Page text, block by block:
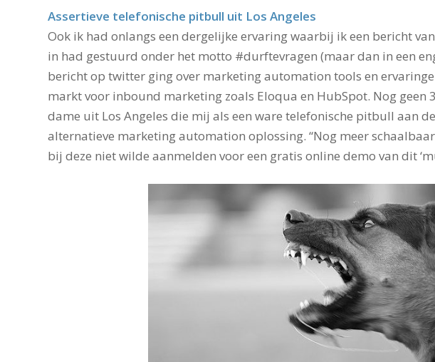
Assertieve telefonische pitbull uit Los Angeles
Ook ik had onlangs een dergelijke ervaring waarbij ik een bericht
in had gestuurd onder het motto #durftevragen (maar dan in een
bericht op twitter ging over marketing automation tools en
markt voor inbound marketing zoals Eloqua en HubSpot. Nog geen
dame uit Los Angeles die mij als een ware telefonische pitbull aan
alternatieve marketing automation oplossing. “Nog meer
bij deze niet wilde aanmelden voor een gratis online demo van dit